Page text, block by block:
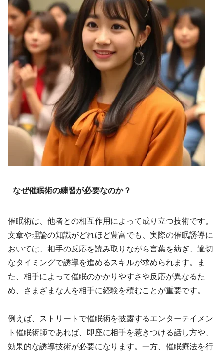
なぜ催眠術の練習が必要なのか？
催眠術は、他者との相互作用によって成り立つ技術です。
文章や理論の知識がどれほど豊富でも、実際の催眠誘導に
おいては、相手の反応を読み取りながら言葉を紡ぎ、適切
なタイミングで誘導を進めるスキルが求められます。ま
た、相手によって催眠のかかりやすさや反応が異なるた
め、さまざまな人を相手に経験を積むことが重要です。
例えば、ストリートで催眠術を披露するエンターテイメン
ト催眠術師であれば、即座に相手を惹きつける話し方や、
効果的な誘導技術が必要になります。一方、催眠療法を行